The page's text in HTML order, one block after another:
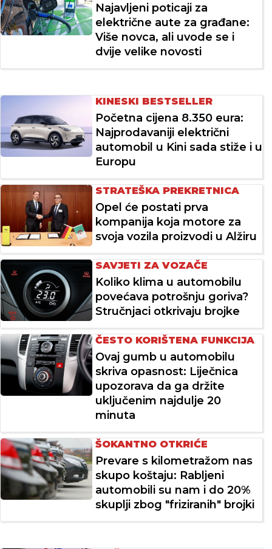
Najavljeni poticaji za
električne aute za građane:
Više novca, ali uvode se i
dvije velike novosti
KINESKI BESTSELLER
Početna cijena 8.350 eura:
Najprodavaniji električni
automobil u Kini sada stiže i u
Europu
STRATEŠKA PREKRETNICA
Opel će postati prva
kompanija koja motore za
svoja vozila proizvodi u Alžiru
SAVJETI ZA VOZAČE
Koliko klima u automobilu
povećava potrošnju goriva?
Stručnjaci otkrivaju brojke
ČESTO KORIŠTENA FUNKCIJA
Ovaj gumb u automobilu
skriva opasnost: Liječnica
upozorava da ga držite
uključenim najdulje 20
minuta
ŠOKANTNO OTKRIĆE
Prevare s kilometražom nas
skupo koštaju: Rabljeni
automobili su nam i do 20%
skuplji zbog "friziranih" brojki